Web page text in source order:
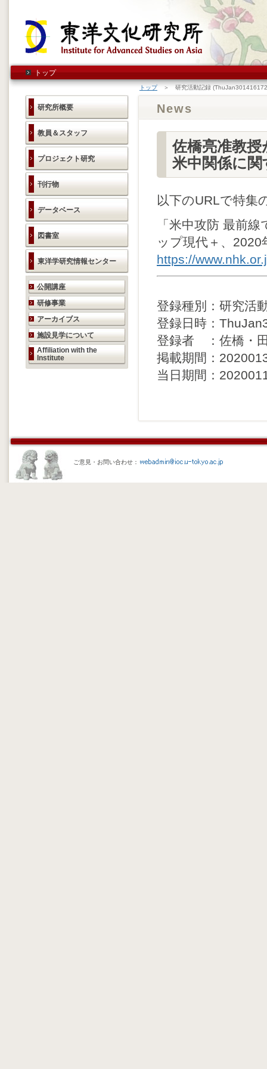
トップ
研究所概要
教員＆スタッフ
プロジェクト研究
刊行物
データベース
図書室
東洋学研究情報センター
研究活動のご案内
公開講座
研修事業
アーカイブス
施設見学について
Affiliation with the
Institute
トップ＞ 研究活動記録
News
佐橋亮准教
米中関係に
以下のURLで特集
「米中攻防 最前
ップ現代＋、2020
https://
登録種別：研究活
登録日時：
登録者 ：佐橋・
掲載期間：
当日期間：
ご意見・お問い合わせ：